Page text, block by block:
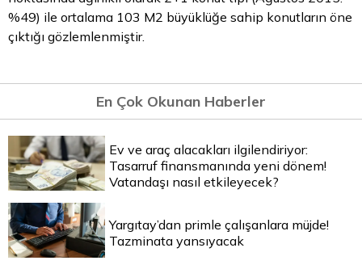
%49) ile ortalama 103 M2 büyüklüğe sahip konutların öne
çıktığı gözlemlenmiştir.
En Çok Okunan Haberler
Ev ve araç alacakları ilgilendiriyor:
Tasarruf finansmanında yeni dönem!
Vatandaşı nasıl etkileyecek?
Yargıtay’dan primle çalışanlara müjde!
Tazminata yansıyacak